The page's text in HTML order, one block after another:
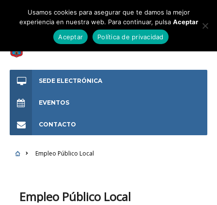
SEDE ELECTRÓNICA
EVENTOS
CONTACTO
Empleo Público Local
Empleo Público Local
Usamos cookies para asegurar que te damos la mejor
experiencia en nuestra web. Para continuar, pulsa Aceptar
Aceptar
Política de privacidad